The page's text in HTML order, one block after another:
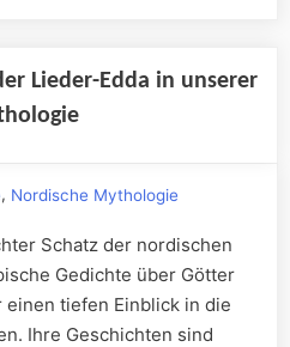
Lieder-Edda in unserer
, Nordische Mythologie
Schatz der nordischen
Gedichte über Götter
tiefen Einblick in die
Ihre Geschichten sind